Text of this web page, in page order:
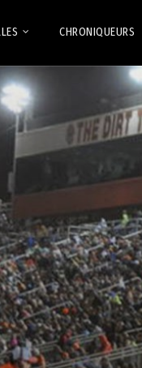
CHRONIQUEURS